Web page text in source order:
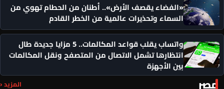
«الفضاء يقصف الأرض».. أطنان من الحطام تهوي من
السماء وتحذيرات عالمية من الخطر القادم
واتساب يقلب قواعد المكالمات.. 5 مزايا جديدة طال
انتظارها تشمل الاتصال من المتصفح ونقل المكالمات
بين الأجهزة
مصر المزيد ‹